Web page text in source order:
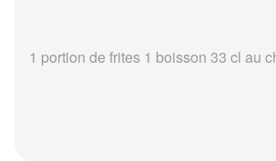
1 portion de frites 1 boisson 33 cl au